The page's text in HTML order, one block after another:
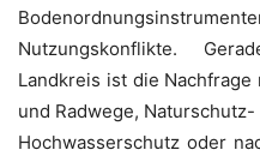
Nutzungskonflikte.
Landkreis ist die
und Radwege,
Hochwasserschutz oder